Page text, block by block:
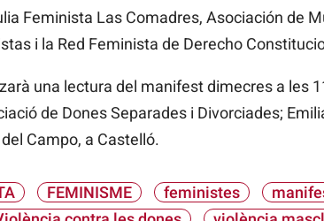
Feminista Las Comadres, Asociación de
i la Red Feminista de Derecho
una lectura del manifest dimecres a les
de Dones Separades i Divorciades;
Campo, a Castelló.
FEMINISME feministes